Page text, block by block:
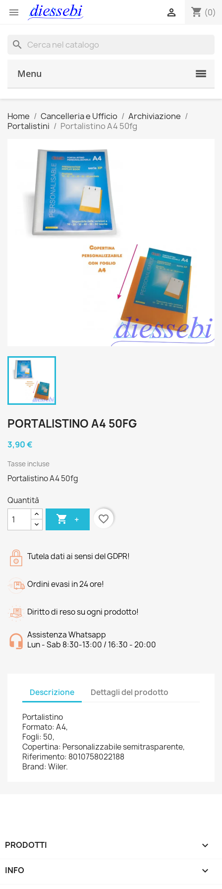
 shopping_cart (0)

search
Menu
Home Cancelleria e Ufficio
Archiviazione
Portalistini
Portalistino A4 50fg
PORTALISTINO A4 50FG
3,90 €
Tasse incluse
Portalistino A4 50fg
Quantità
 + favorite_border
Tutela dati ai sensi del GDPR!
Ordini evasi in 24 ore!
Diritto di reso su ogni prodotto!
Assistenza Whatsapp
Lun - Sab 8:30-13:00 / 16:30 - 20:00
Descrizione Dettagli del prodotto
Portalistino
Formato: A4,
Fogli: 50,
Copertina: Personalizzabile semitrasparente,
Riferimento: 8010758022188
Brand: Wiler.
PRODOTTI 
INFO 